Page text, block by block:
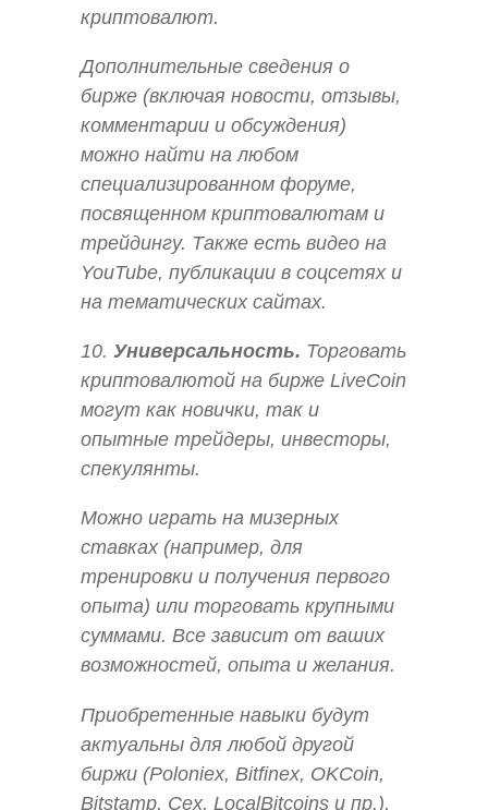
криптовалют.
Дополнительные сведения о
бирже (включая новости, отзывы,
комментарии и обсуждения)
можно найти на любом
специализированном форуме,
посвященном криптовалютам и
трейдингу. Также есть видео на
YouTube, публикации в соцсетях и
на тематических сайтах.
10. Универсальность. Торговать
криптовалютой на бирже LiveCoin
могут как новички, так и
опытные трейдеры, инвесторы,
спекулянты.
Можно играть на мизерных
ставках (например, для
тренировки и получения первого
опыта) или торговать крупными
суммами. Все зависит от ваших
возможностей, опыта и желания.
Приобретенные навыки будут
актуальны для любой другой
биржи (Poloniex, Bitfinex, OKCoin,
Bitstamp, Cex, LocalBitcoins и пр.),